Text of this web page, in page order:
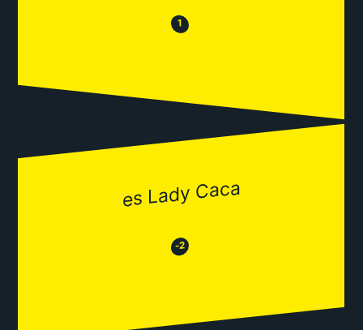
😒 1 😂
es Lady Caca
😒 -2 😂